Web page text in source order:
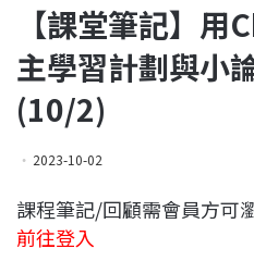
【課堂筆記】用
主學習計劃與小
(10/2)
2023-10-02
課程筆記/回顧需會員方可
前往登入